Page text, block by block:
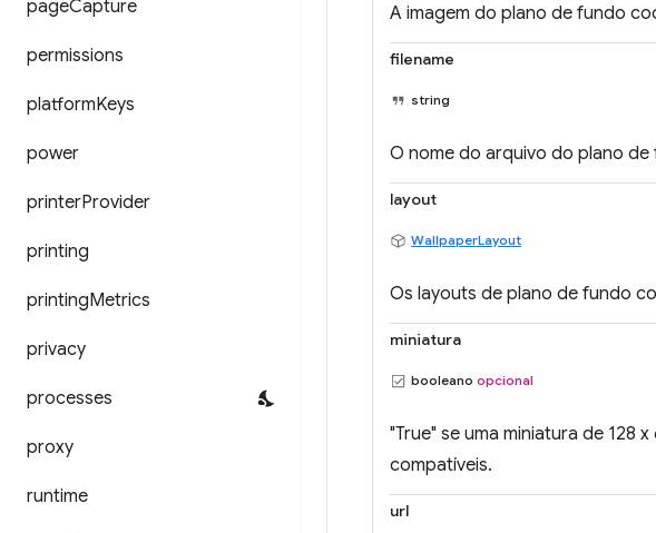
pageCapture
permissions
platformKeys
power
printerProvider
printing
printingMetrics
privacy
processes
proxy
runtime
A imagem do plano de fundo
filename
string
O nome do arquivo do plano de
layout
WallpaperLayout
Os layouts de plano de fundo
miniatura
booleano opcional
"True" se uma miniatura de 128
compatíveis.
url